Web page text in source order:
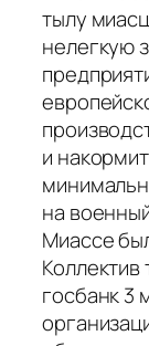
тылу
нелегкую
и
на
Миассе
госбанк 3